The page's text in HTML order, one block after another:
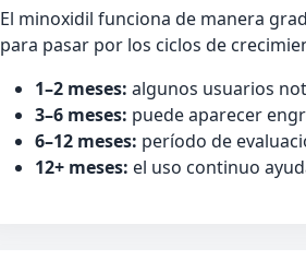
El minoxidil funciona de manera
para pasar por los ciclos de
1–2 meses: algunos usuarios
3–6 meses: puede aparecer
6–12 meses: período de
12+ meses: el uso continuo